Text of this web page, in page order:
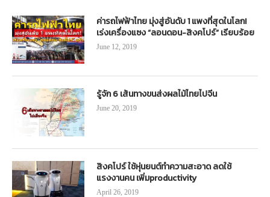
ค่ารถไฟฟ้าไทย มุ่งสู่อันดับ 1 แพงที่สุดในโลก!
เร่งเครื่องแซง “ลอนดอน-สิงคโปร์” เรียบร้อย
June 12, 2019
รู้จัก 6 เส้นทางขนส่งผลไม้ไทยไปจีน
June 20, 2019
สิงคโปร์ ใช้หุ่นยนต์ทำความสะอาด ลดใช้
แรงงานคน เพิ่มproductivity
April 26, 2019